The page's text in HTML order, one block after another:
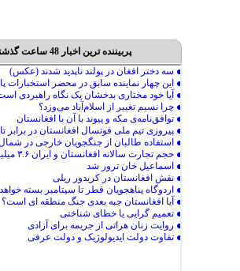
پربیننده ترین اخبار 48 ساعت گذشته